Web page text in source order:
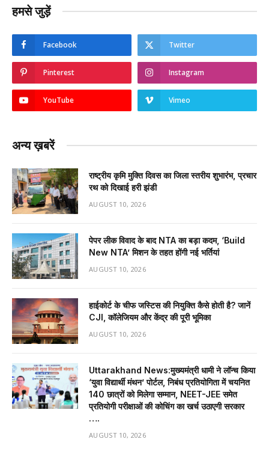
हमसे जुड़ें
Facebook Twitter
Pinterest Instagram
YouTube Vimeo
अन्य ख़बरें
राष्ट्रीय कृमि मुक्ति दिवस का जिला स्तरीय शुभारंभ, प्रचार
रथ को दिखाई हरी झंडी
AUGUST 10, 2026
पेपर लीक विवाद के बाद NTA का बड़ा कदम, ‘Build
New NTA’ मिशन के तहत होंगी नई भर्तियां
AUGUST 10, 2026
हाईकोर्ट के चीफ जस्टिस की नियुक्ति कैसे होती है? जानें
CJI, कॉलेजियम और केंद्र की पूरी भूमिका
AUGUST 10, 2026
Uttarakhand News:मुख्यमंत्री धामी ने लॉन्च किया
‘युवा विद्यार्थी मंथन’ पोर्टल, निबंध प्रतियोगिता में चयनित
140 छात्रों को मिलेगा सम्मान, NEET-JEE समेत
प्रतियोगी परीक्षाओं की कोचिंग का खर्च उठाएगी सरकार
….
AUGUST 10, 2026